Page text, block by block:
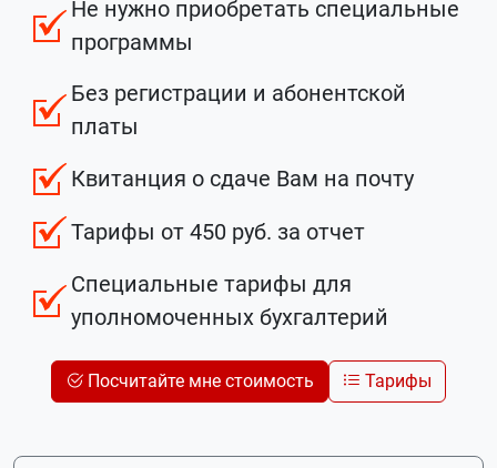
Не нужно приобретать специальные
программы
Без регистрации и абонентской
платы
Квитанция о сдаче Вам на почту
Тарифы от 450 руб. за отчет
Специальные тарифы для
уполномоченных бухгалтерий
Посчитайте мне стоимость Тарифы